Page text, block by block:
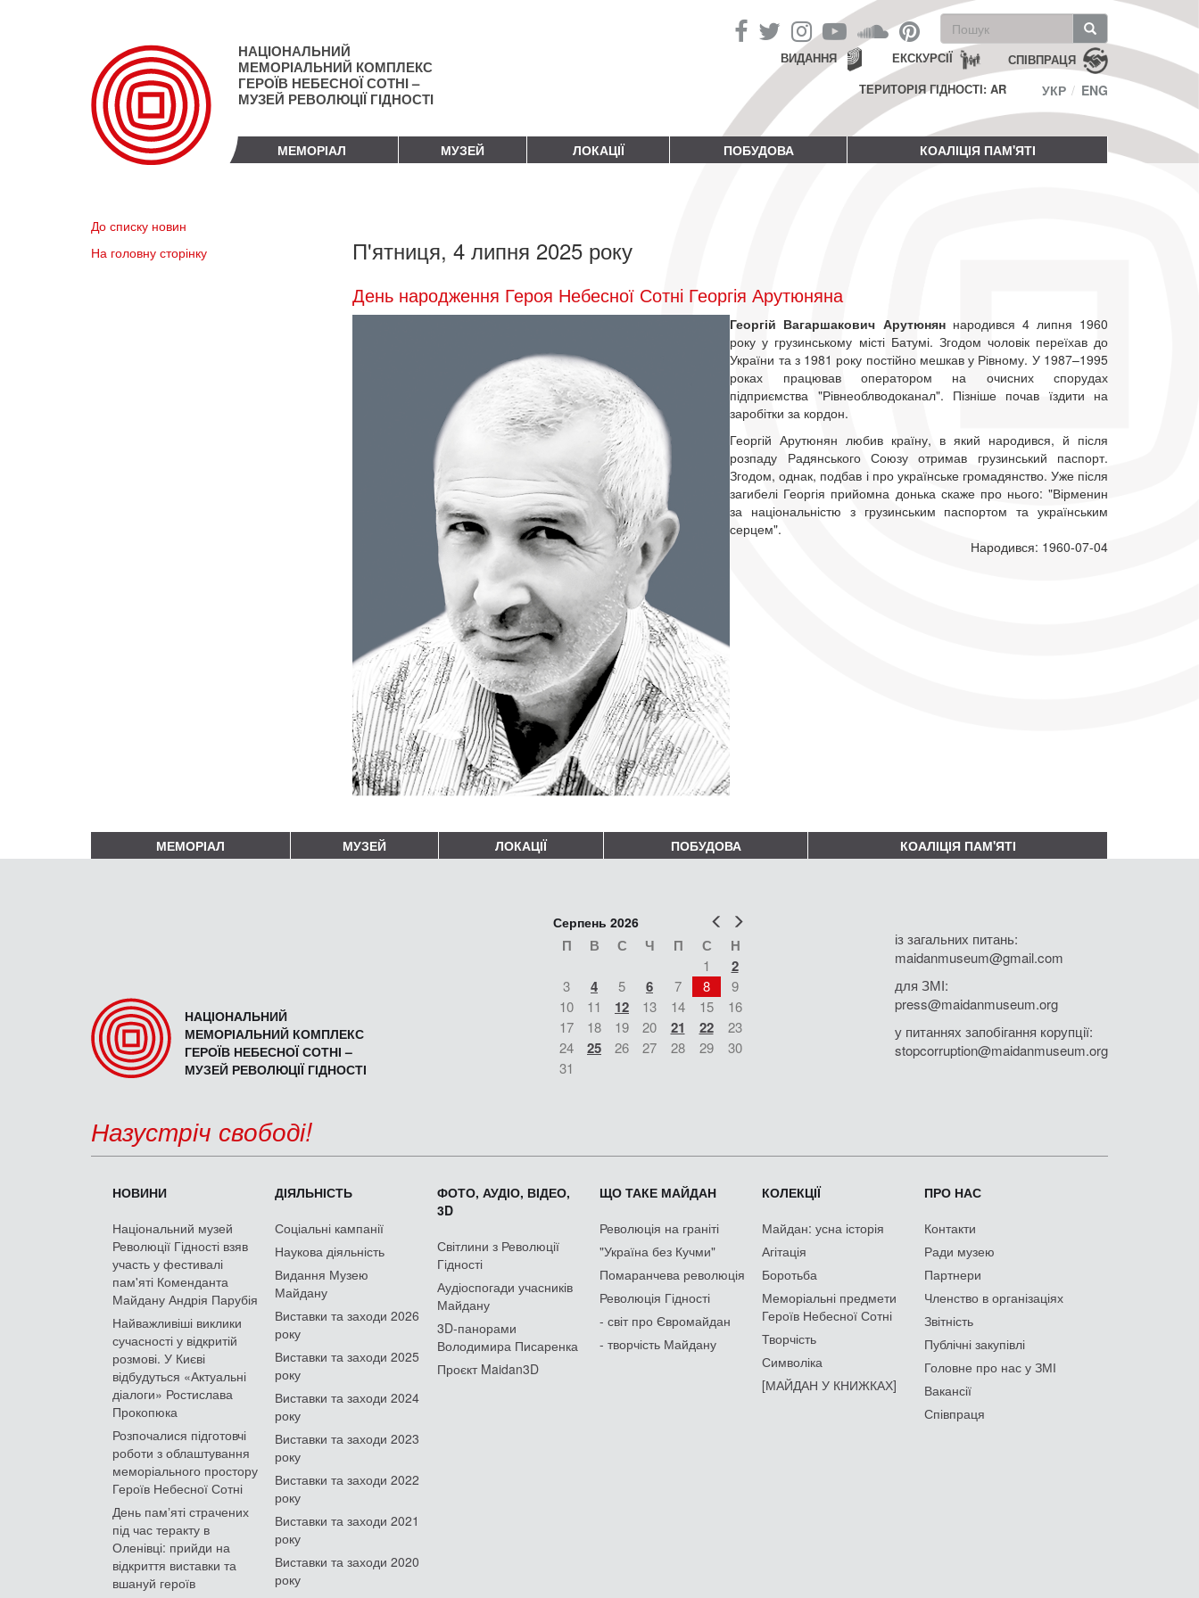
НАЦІОНАЛЬНИЙ
МЕМОРІАЛЬНИЙ КОМПЛЕКС
ГЕРОЇВ НЕБЕСНОЇ СОТНІ –
МУЗЕЙ РЕВОЛЮЦІЇ ГІДНОСТІ
Пошукова
форма
Пошук СПІВПРАЦЯ
ЕКСКУРСІЇ
ВИДАННЯ
ТЕРИТОРІЯ ГІДНОСТІ: AR
УКР ENG
МЕМОРІАЛ МУЗЕЙ ЛОКАЦІЇ ПОБУДОВА КОАЛІЦІЯ ПАМ'ЯТІ
До списку новин
На головну сторінку
П'ятниця, 4 липня 2025 року
День народження Героя Небесної Сотні Георгія Арутюняна
Георгій Вагаршакович Арутюняннародився 4 липня 1960
року у грузинському місті Батумі. Згодом чоловік переїхав до
України та з 1981 року постійно мешкав у Рівному. У 1987–1995
роках працював оператором на очисних спорудах
підприємства "Рівнеоблводоканал". Пізніше почав їздити на
заробітки за кордон.
Георгій Арутюнян любив країну, в який народився, й після
розпаду Радянського Союзу отримав грузинський паспорт.
Згодом, однак, подбав і про українське громадянство. Уже після
загибелі Георгія прийомна донька скаже про нього: "Вірменин
за національністю з грузинським паспортом та українським
серцем".
Народився: 1960-07-04
МЕМОРІАЛ МУЗЕЙ ЛОКАЦІЇ ПОБУДОВА КОАЛІЦІЯ ПАМ'ЯТІ
НАЦІОНАЛЬНИЙ
МЕМОРІАЛЬНИЙ КОМПЛЕКС
ГЕРОЇВ НЕБЕСНОЇ СОТНІ –
МУЗЕЙ РЕВОЛЮЦІЇ ГІДНОСТІ
Попер
Серпень 2026
П В С Ч П С Н
1 2
3 4 5 6 7 8
9
10
11 12 13 14 15
16
17
18 19 20 21 22
23
24
25 26 27 28 29
30
31
із загальних питань:
maidanmuseum@gmail.com
для ЗМІ:
press@maidanmuseum.org
у питаннях запобігання корупції:
stopcorruption@maidanmuseum.org
Назустріч свободі!
НОВИНИ
Національний музей
Революції Гідності взяв
участь у фестивалі
пам'яті Коменданта
Майдану Андрія Парубія
Найважливіші виклики
сучасності у відкритій
розмові. У Києві
відбудуться «Актуальні
діалоги» Ростислава
Прокопюка
Розпочалися підготовчі
роботи з облаштування
меморіального простору
Героїв Небесної Сотні
День памʼяті страчених
під час теракту в
Оленівці: прийди на
відкриття виставки та
вшануй героїв
ДІЯЛЬНІСТЬ
Соціальні кампанії
Наукова діяльність
Видання Музею
Майдану
Виставки та заходи 2026
року
Виставки та заходи 2025
року
Виставки та заходи 2024
року
Виставки та заходи 2023
року
Виставки та заходи 2022
року
Виставки та заходи 2021
року
Виставки та заходи 2020
року
ФОТО, АУДІО, ВІДЕО,
3D
Світлини з Революції
Гідності
Аудіоспогади учасників
Майдану
3D-панорами
Володимира Писаренка
Проєкт Maidan3D
ЩО ТАКЕ МАЙДАН
Революція на граніті
"Україна без Кучми"
Помаранчева революція
Революція Гідності
- світ про Євромайдан
- творчість Майдану
КОЛЕКЦІЇ
Майдан: усна історія
Агітація
Боротьба
Меморіальні предмети
Героїв Небесної Сотні
Творчість
Символіка
[МАЙДАН У КНИЖКАХ]
ПРО НАС
Контакти
Ради музею
Партнери
Членство в організаціях
Звітність
Публічні закупівлі
Головне про нас у ЗМІ
Вакансії
Співпраця